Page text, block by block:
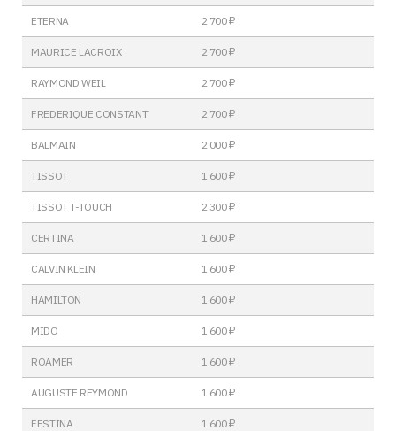
ETERNA 2 700 ₽
MAURICE LACROIX 2 700 ₽
RAYMOND WEIL 2 700 ₽
FREDERIQUE CONSTANT 2 700 ₽
BALMAIN 2 000 ₽
TISSOT 1 600 ₽
TISSOT T-TOUCH 2 300 ₽
CERTINA 1 600 ₽
CALVIN KLEIN 1 600 ₽
HAMILTON 1 600 ₽
MIDO 1 600 ₽
ROAMER 1 600 ₽
AUGUSTE REYMOND 1 600 ₽
FESTINA 1 600 ₽